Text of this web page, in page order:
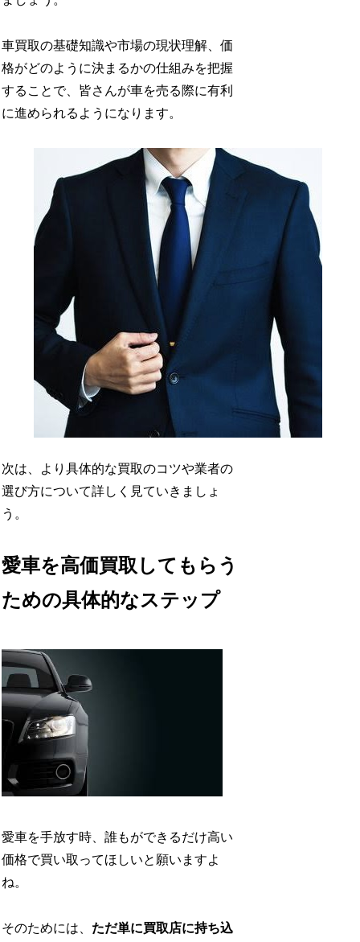
車買取の基礎知識や市場の現状理解、価
格がどのように決まるかの仕組みを把握
することで、皆さんが車を売る際に有利
に進められるようになります。
次は、より具体的な買取のコツや業者の
選び方について詳しく見ていきましょ
う。
愛車を高価買取してもらう
ための具体的なステップ
愛車を手放す時、誰もができるだけ高い
価格で買い取ってほしいと願いますよ
ね。
そのためには、 ただ単に買取店に持ち込